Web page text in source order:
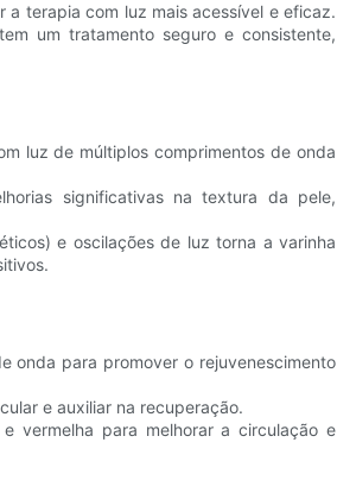
a terapia com luz mais acessível e eficaz.
um tratamento seguro e consistente,
luz de múltiplos comprimentos de onda
significativas na textura da pele,
e oscilações de luz torna a varinha
onda para promover o rejuvenescimento
e auxiliar na recuperação.
vermelha para melhorar a circulação e